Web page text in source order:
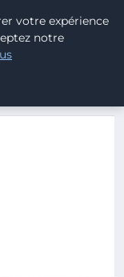
votre expérience
notre